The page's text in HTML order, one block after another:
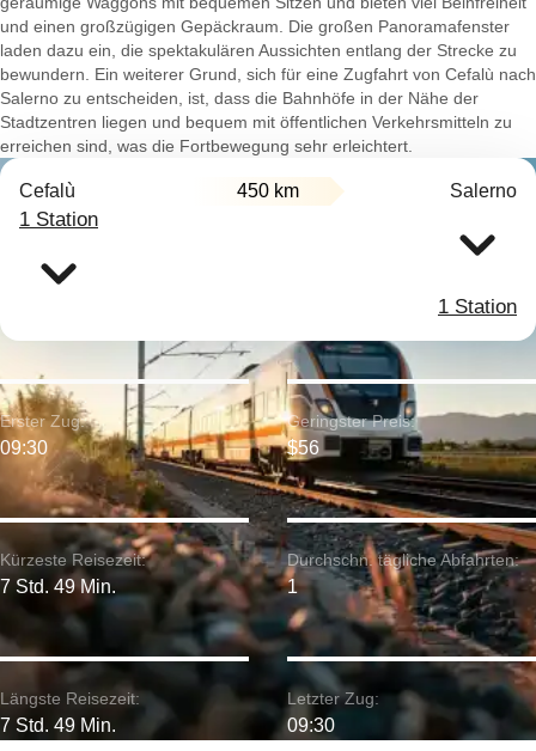
und einen großzügigen Gepäckraum. Die großen Panoramafenster
laden dazu ein, die spektakulären Aussichten entlang der Strecke zu
bewundern. Ein weiterer Grund, sich für eine Zugfahrt von Cefalù nach
Salerno zu entscheiden, ist, dass die Bahnhöfe in der Nähe der
Stadtzentren liegen und bequem mit öffentlichen Verkehrsmitteln zu
erreichen sind, was die Fortbewegung sehr erleichtert.
Cefalù 450 km Salerno
1 Station
1 Station
Kürzeste Reisezeit:
7 Std. 49 Min.
Erster Zug:
09:30
Längste Reisezeit:
7 Std. 49 Min.
Geringster Preis:
$56
Durchschn. tägliche Abfahrten:
1
Letzter Zug:
09:30